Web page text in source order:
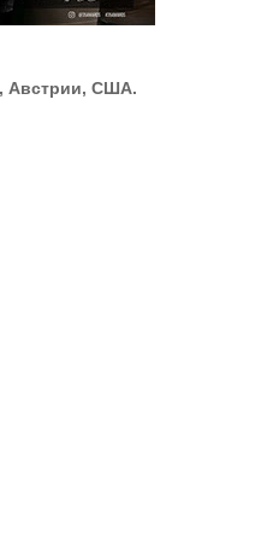
Австрии, США.